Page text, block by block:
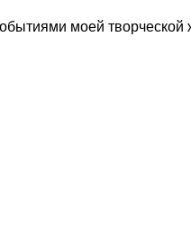
моей творческой